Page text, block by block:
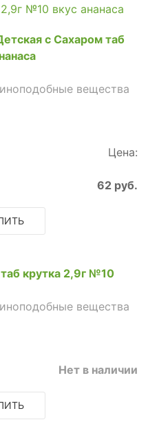
с Сахаром таб
вещества
Цена:
62 руб.
крутка 2,9г №10
вещества
Нет в наличии